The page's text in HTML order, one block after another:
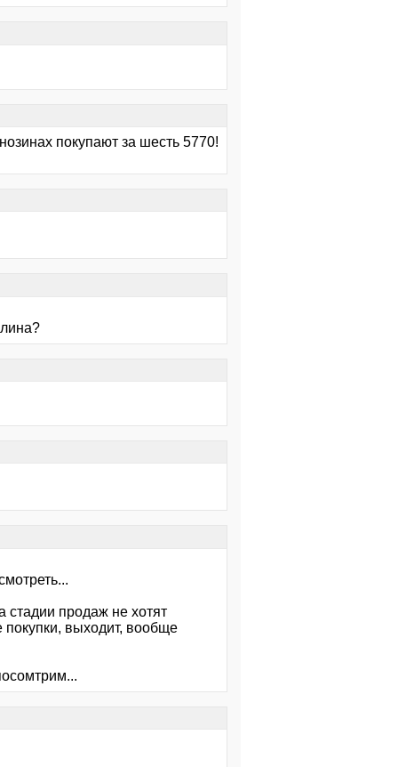
покупают за шесть 5770!
стадии продаж не хотят
покупки, выходит, вообще